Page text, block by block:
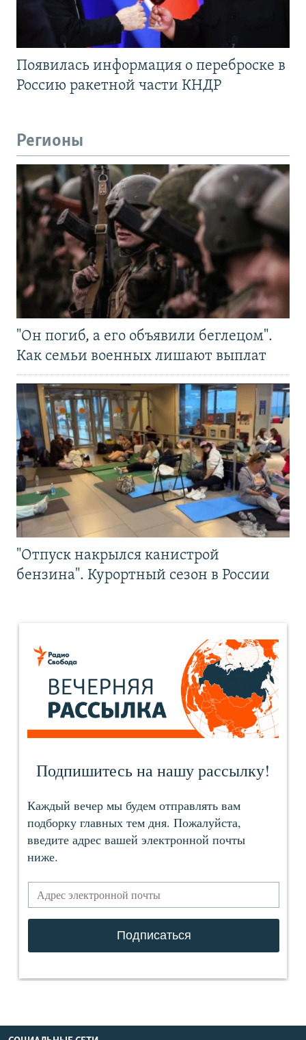
Появилась информация о переброске в
Россию ракетной части КНДР
Регионы
"Он погиб, а его объявили беглецом".
Как семьи военных лишают выплат
"Отпуск накрылся канистрой
бензина". Курортный сезон в России